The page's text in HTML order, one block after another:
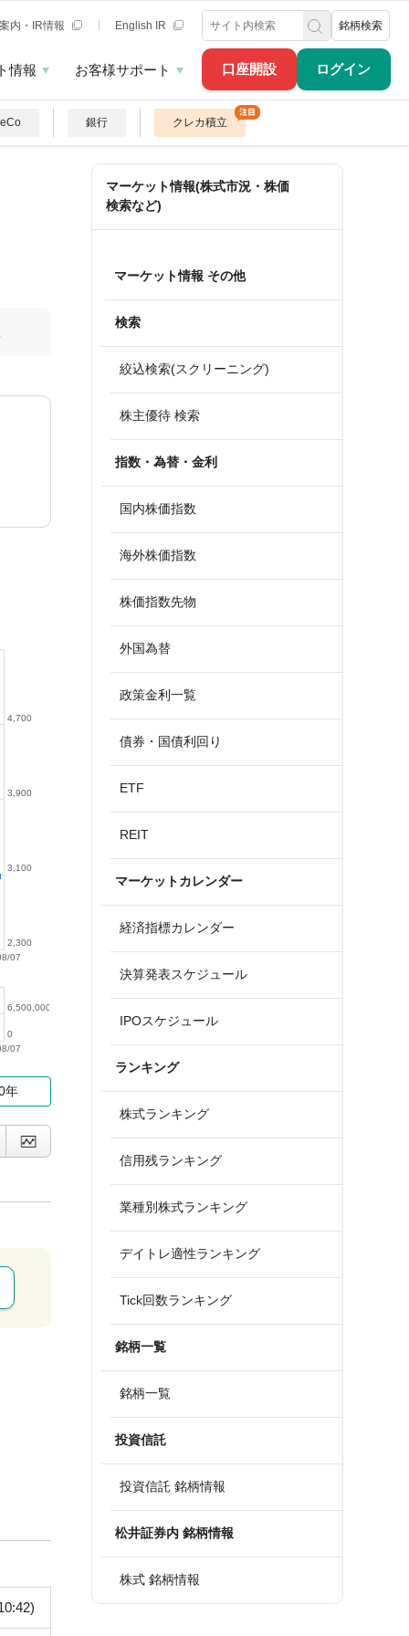
口座開設 ログイン
内・IR情報 English IR 銘柄検索
情報 お客様サポート
銀行 クレカ積立
07
2,300
3,100
3,900
4,700
07
0
6,500,000
年
マーケット情報(株式市況・株価
検索など)
マーケット情報 その他
検索
絞込検索(スクリーニング)
株主優待 検索
指数・為替・金利
国内株価指数
海外株価指数
株価指数先物
外国為替
政策金利一覧
債券・国債利回り
ETF
REIT
マーケットカレンダー
経済指標カレンダー
決算発表スケジュール
IPOスケジュール
ランキング
株式ランキング
信用残ランキング
業種別株式ランキング
デイトレ適性ランキング
Tick回数ランキング
銘柄一覧
銘柄一覧
投資信託
投資信託 銘柄情報
松井証券内 銘柄情報
株式 銘柄情報